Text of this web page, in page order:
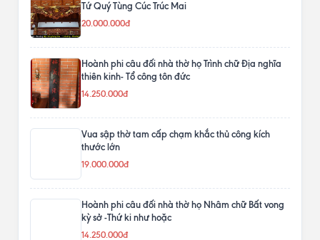
Tứ Quý Tùng Cúc Trúc Mai
20.000.000đ
Hoành phi câu đối nhà thờ họ Trình chữ Địa nghĩa
thiên kinh- Tổ công tôn đức
14.250.000đ
Vua sập thờ tam cấp chạm khắc thủ công kích
thước lớn
19.000.000đ
Hoành phi câu đối nhà thờ họ Nhâm chữ Bất vong
kỳ sở -Thứ ki như hoặc
14.250.000đ